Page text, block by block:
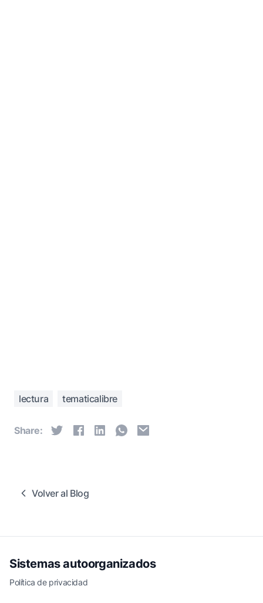
lectura tematicalibre
Share:
Volver al Blog
Sistemas autoorganizados
Política de privacidad